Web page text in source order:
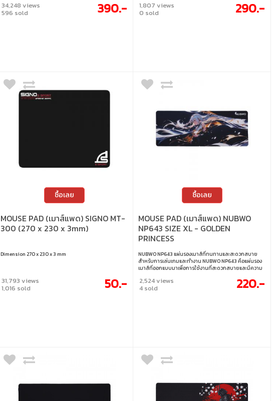
34,248 views
596 sold 390.-
900 x 400 x 3 มม.
1,807 views
0 sold 290.-
ซื้อเลย
MOUSE PAD (เมาส์แพด) SIGNO MT-
300 (270 x 230 x 3mm)
Dimension 270 x 230 x 3 mm
31,793 views
1,016 sold 50.-
ซื้อเลย
MOUSE PAD (เมาส์แพด) NUBWO
NP643 SIZE XL - GOLDEN
PRINCESS
NUBWO NP643 แผ่นรองเมาส์ที่ทนทานและสะดวกสบาย
สำหรับการเล่นเกมและทำงาน NUBWO NP643 คือแผ่นรอง
เมาส์ที่ออกแบบมาเพื่อการใช้งานที่สะดวกสบายและมีความ
กว้างขวางสำหรับการเคลื่อนไหวเมาส์ที่แม่นยำ เหมาะ
สำหรับทั้งการเล่นเกมและทำงานที่ต้องการการควบคุมเมาส์
2,524 views
4 sold 220.-